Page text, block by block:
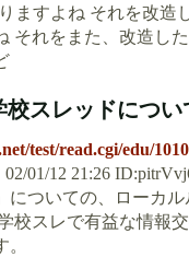
ますよね それを改造
それをまた、改造し
スレッドについ
test/read.cgi/edu/
01/12 21:26
についての、ローカ
校スレで有益な情報